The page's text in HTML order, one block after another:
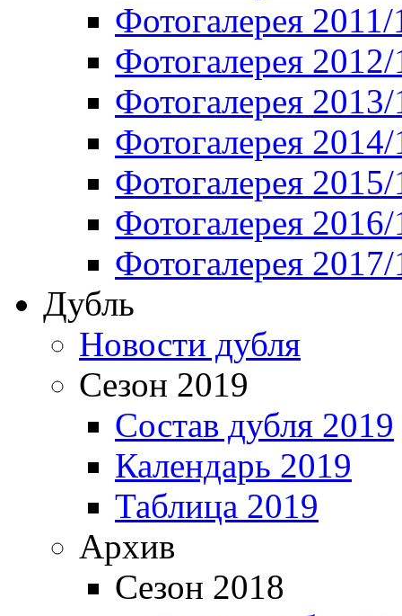
Фотогалерея 2011/
Фотогалерея
Фотогалерея
Фотогалерея
Фотогалерея
Фотогалерея
Фотогалерея
Дубль
Новости дубля
Сезон 2019
Состав дубля 2019
Календарь 2019
Таблица 2019
Архив
Сезон 2018